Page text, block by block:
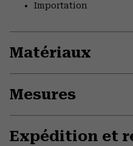
Importation
Matériaux
Mesures
Expédition et